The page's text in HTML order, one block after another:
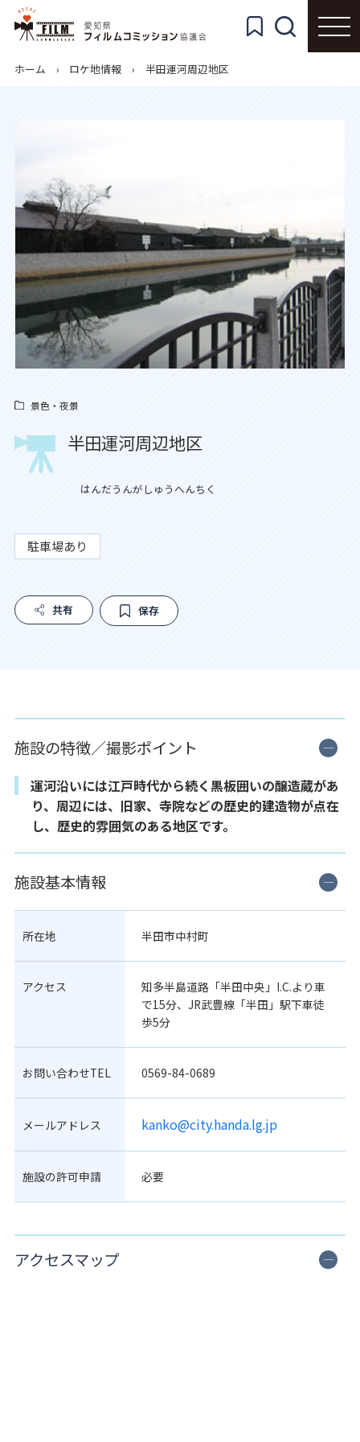
ホーム ロケ地情報 半田運河周辺地区
景色・夜景
半田運河周辺地区
はんだうんがしゅうへんちく
駐車場あり
共有 保存
施設の特徴／撮影ポイント
運河沿いには江戸時代から続く黒板囲いの醸造蔵があ
り、周辺には、旧家、寺院などの歴史的建造物が点在
し、歴史的雰囲気のある地区です。
施設基本情報
所在地 半田市中村町
アクセス
知多半島道路「半田中央」I.C.より車
で15分、JR武豊線「半田」駅下車徒
歩5分
お問い合わせTEL 0569-84-0689
メールアドレス kanko@city.handa.lg.jp
施設の許可申請 必要
アクセスマップ